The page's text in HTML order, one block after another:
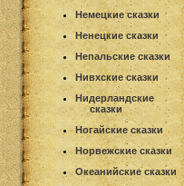
Немецкие сказки
Ненецкие сказки
Непальские сказки
Нивхские сказки
Нидерландские
сказки
Ногайские сказки
Норвежские сказки
Океанийские сказки